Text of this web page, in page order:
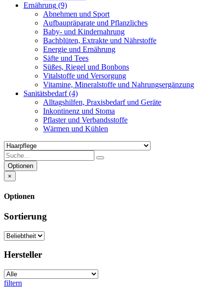
Ernährung (9)
Abnehmen und Sport
Aufbaupräparate und Pflanzliches
Baby- und Kindernahrung
Bachblüten, Extrakte und Nährstoffe
Energie und Ernährung
Säfte und Tees
Süßes, Riegel und Bonbons
Vitalstoffe und Versorgung
Vitamine, Mineralstoffe und Nahrungsergänzung
Sanitätsbedarf(4)
Alltagshilfen, Praxisbedarf und Geräte
Inkontinenz und Stoma
Pflaster und Verbandsstoffe
Wärmen und Kühlen
Optionen
×
Optionen
Sortierung
Hersteller
filtern